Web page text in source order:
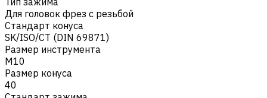
Для головок фрез с резьбой
Стандарт конуса
SK/ISO/CT (DIN 69871)
Размер инструмента
M10
Размер конуса
40